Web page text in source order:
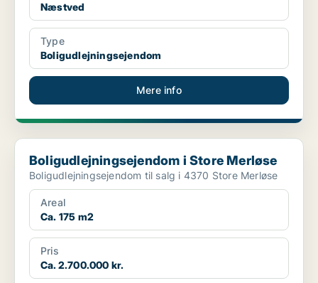
Næstved
Type
Boligudlejningsejendom
Mere info
Boligudlejningsejendom i Store Merløse
Boligudlejningsejendom i Store Merløse
Boligudlejningsejendom til salg i 4370 Store Merløse
Areal
Ca. 175 m2
Pris
Ca. 2.700.000 kr.